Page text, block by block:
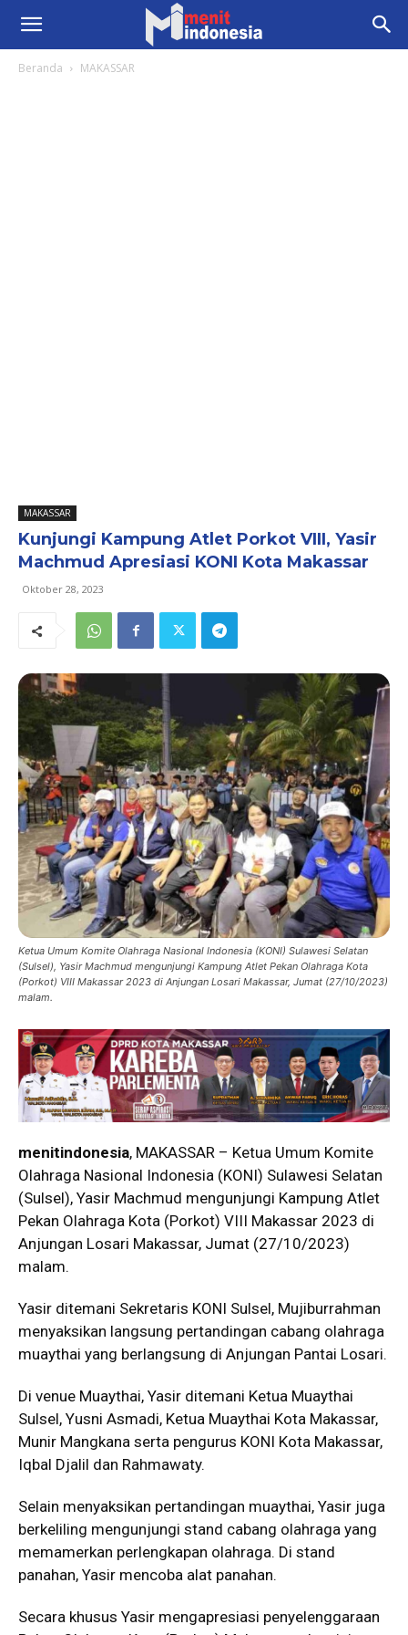
Beranda MAKASSAR
MAKASSAR
Kunjungi Kampung Atlet Porkot VIII, Yasir
Machmud Apresiasi KONI Kota Makassar
Oktober 28, 2023
Ketua Umum Komite Olahraga Nasional Indonesia (KONI) Sulawesi Selatan
(Sulsel), Yasir Machmud mengunjungi Kampung Atlet Pekan Olahraga Kota
(Porkot) VIII Makassar 2023 di Anjungan Losari Makassar, Jumat (27/10/2023)
malam.
menitindonesia, MAKASSAR – Ketua Umum Komite
Olahraga Nasional Indonesia (KONI) Sulawesi Selatan
(Sulsel), Yasir Machmud mengunjungi Kampung Atlet
Pekan Olahraga Kota (Porkot) VIII Makassar 2023 di
Anjungan Losari Makassar, Jumat (27/10/2023)
malam.
Yasir ditemani Sekretaris KONI Sulsel, Mujiburrahman
menyaksikan langsung pertandingan cabang olahraga
muaythai yang berlangsung di Anjungan Pantai Losari.
Di venue Muaythai, Yasir ditemani Ketua Muaythai
Sulsel, Yusni Asmadi, Ketua Muaythai Kota Makassar,
Munir Mangkana serta pengurus KONI Kota Makassar,
Iqbal Djalil dan Rahmawaty.
Selain menyaksikan pertandingan muaythai, Yasir juga
berkeliling mengunjungi stand cabang olahraga yang
memamerkan perlengkapan olahraga. Di stand
panahan, Yasir mencoba alat panahan.
Secara khusus Yasir mengapresiasi penyelenggaraan